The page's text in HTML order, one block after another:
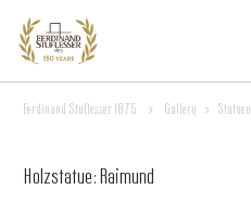
Ferdinand Stuflesser 1875 > Gallery > Statuen
Holzstatue: Raimund